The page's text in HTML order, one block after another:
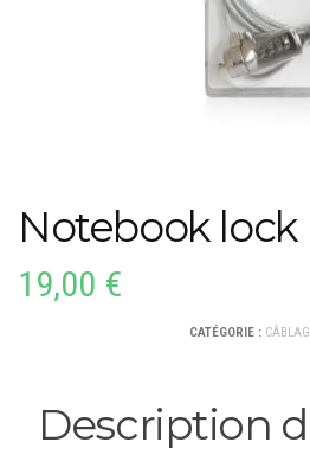
Notebook lock
19,00 €
CATÉGORIE :
Description